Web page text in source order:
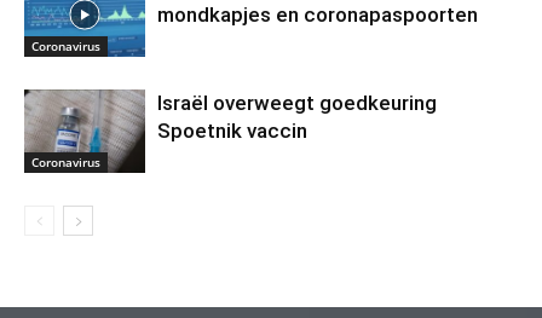
Coronavirus
mondkapjes en coronapaspoorten
Coronavirus
Israël overweegt goedkeuring
Spoetnik vaccin